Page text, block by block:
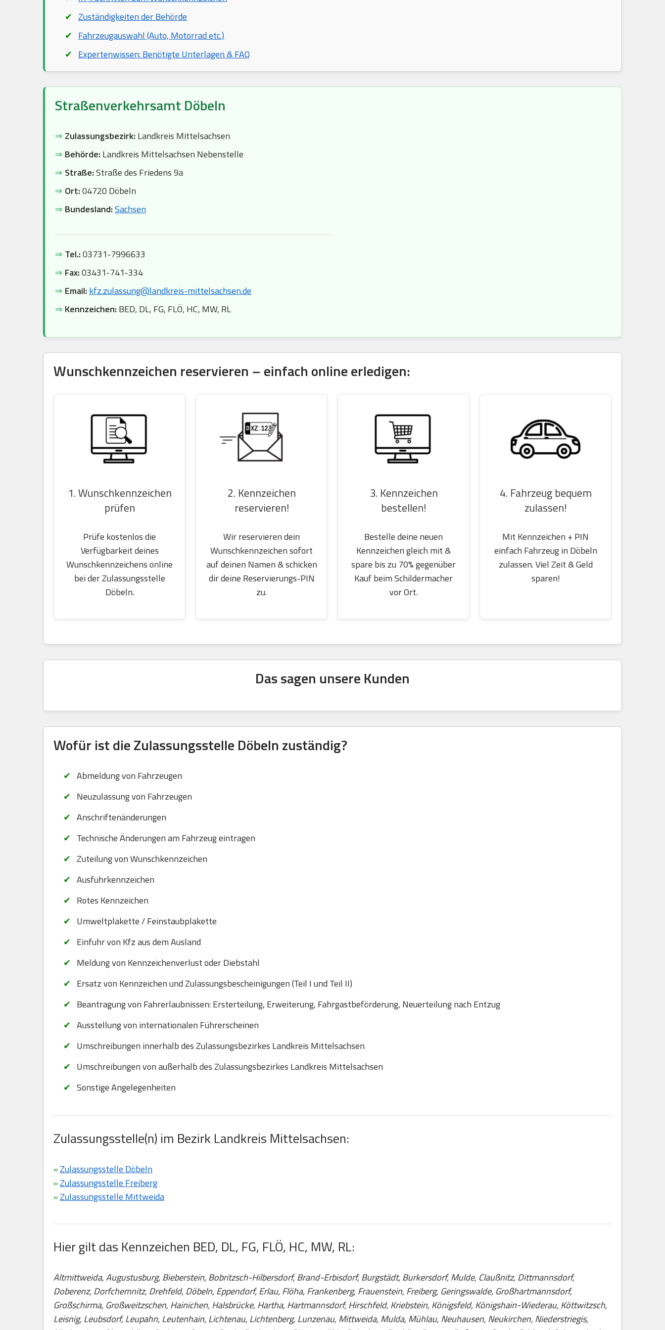
Zuständigkeiten der Behörde
Fahrzeugauswahl (Auto, Motorrad etc.)
Expertenwissen: Benötigte Unterlagen & FAQ
Straßenverkehrsamt Döbeln
⇒ Zulassungsbezirk: Landkreis Mittelsachsen
⇒ Behörde: Landkreis Mittelsachsen Nebenstelle
⇒ Straße:Straße des Friedens 9a
⇒ Ort:04720 Döbeln
⇒ Bundesland:Sachsen
⇒ Tel.:03731-7996633
⇒ Fax:03431-741-334
⇒ Email: kfz.zulassung@landkreis-mittelsachsen.de
⇒ Kennzeichen: BED, DL, FG, FLÖ, HC, MW, RL
Wunschkennzeichen reservieren – einfach online erledigen:
1. Wunschkennzeichen
prüfen
Prüfe kostenlos die
Verfügbarkeit deines
Wunschkennzeichens online
bei der Zulassungsstelle
Döbeln.
2. Kennzeichen
reservieren!
Wir reservieren dein
Wunschkennzeichen sofort
auf deinen Namen & schicken
dir deine Reservierungs-PIN
zu.
3. Kennzeichen
bestellen!
Bestelle deine neuen
Kennzeichen gleich mit &
spare bis zu 70% gegenüber
Kauf beim Schildermacher
vor Ort.
4. Fahrzeug bequem
zulassen!
Mit Kennzeichen + PIN
einfach Fahrzeug in Döbeln
zulassen. Viel Zeit & Geld
sparen!
Das sagen unsere Kunden
Wofür ist die Zulassungsstelle Döbeln zuständig?
Abmeldung von Fahrzeugen
Neuzulassung von Fahrzeugen
Anschriftenänderungen
Technische Änderungen am Fahrzeug eintragen
Zuteilung von Wunschkennzeichen
Ausfuhrkennzeichen
Rotes Kennzeichen
Umweltplakette / Feinstaubplakette
Einfuhr von Kfz aus dem Ausland
Meldung von Kennzeichenverlust oder Diebstahl
Ersatz von Kennzeichen und Zulassungsbescheinigungen (Teil I und Teil II)
Beantragung von Fahrerlaubnissen: Ersterteilung, Erweiterung, Fahrgastbeförderung, Neuerteilung nach Entzug
Ausstellung von internationalen Führerscheinen
Umschreibungen innerhalb des Zulassungsbezirkes Landkreis Mittelsachsen
Umschreibungen von außerhalb des Zulassungsbezirkes Landkreis Mittelsachsen
Sonstige Angelegenheiten
Zulassungsstelle(n) im Bezirk Landkreis Mittelsachsen:
»Zulassungsstelle Döbeln
»Zulassungsstelle Freiberg
»Zulassungsstelle Mittweida
Hier gilt das Kennzeichen BED, DL, FG, FLÖ, HC, MW, RL:
Altmittweida, Augustusburg, Bieberstein, Bobritzsch-Hilbersdorf, Brand-Erbisdorf, Burgstädt, Burkersdorf, Mulde, Claußnitz, Dittmannsdorf,
Doberenz, Dorfchemnitz, Drehfeld, Döbeln, Eppendorf, Erlau, Flöha, Frankenberg, Frauenstein, Freiberg, Geringswalde, Großhartmannsdorf,
Großschirma, Großweitzschen, Hainichen, Halsbrücke, Hartha, Hartmannsdorf, Hirschfeld, Kriebstein, Königsfeld, Königshain-Wiederau, Köttwitzsch,
Leisnig, Leubsdorf, Leupahn, Leutenhain, Lichtenau, Lichtenberg, Lunzenau, Mittweida, Mulda, Mühlau, Neuhausen, Neukirchen, Niederstriegis,